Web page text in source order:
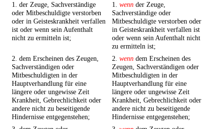
1. der Zeuge, Sachverständige
oder Mitbeschuldigte verstorben
oder in Geisteskrankheit verfallen
ist oder wenn sein Aufenthalt
nicht zu ermitteln ist;
1. wenn der Zeuge,
Sachverständige oder
Mitbeschuldigte verstorben oder
in Geisteskrankheit verfallen ist
oder wenn sein Aufenthalt nicht
zu ermitteln ist;
2. dem Erscheinen des Zeugen,
Sachverständigen oder
Mitbeschuldigten in der
Hauptverhandlung für eine
längere oder ungewisse Zeit
Krankheit, Gebrechlichkeit oder
andere nicht zu beseitigende
Hindernisse entgegenstehen;
2. wenn dem Erscheinen des
Zeugen, Sachverständigen oder
Mitbeschuldigten in der
Hauptverhandlung für eine
längere oder ungewisse Zeit
Krankheit, Gebrechlichkeit oder
andere nicht zu beseitigende
Hindernisse entgegenstehen;